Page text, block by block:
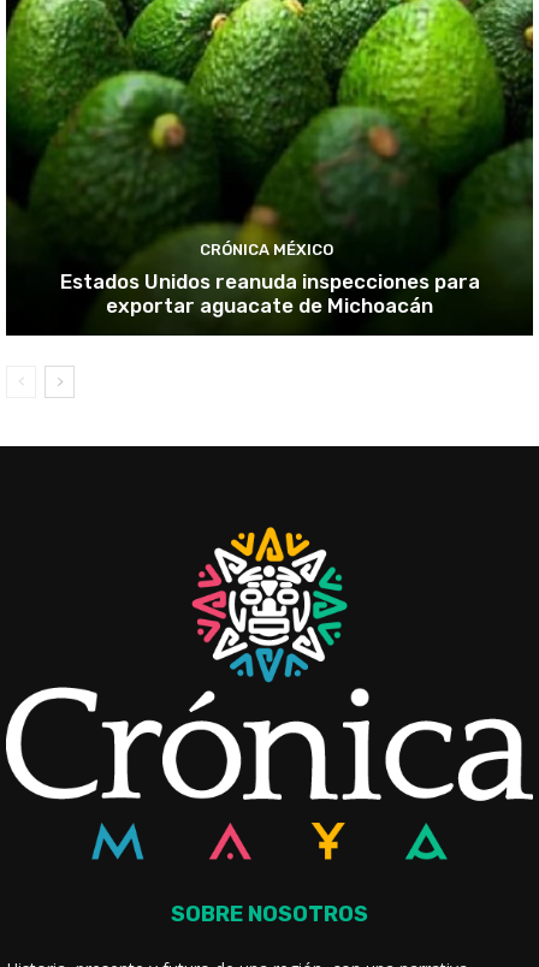
CRÓNICA MÉXICO
Estados Unidos reanuda inspecciones para
exportar aguacate de Michoacán
SOBRE NOSOTROS